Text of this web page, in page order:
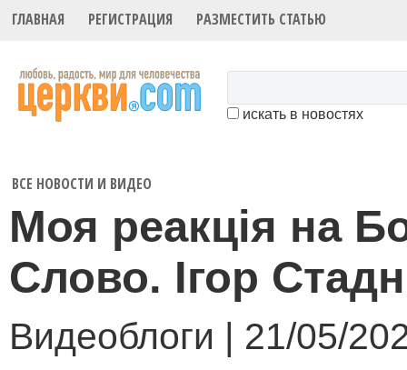
ГЛАВНАЯ РЕГИСТРАЦИЯ РАЗМЕСТИТЬ СТАТЬЮ
искать в новостях
ВСЕ НОВОСТИ И ВИДЕО
Моя реакція на
Слово. Ігор
Видеоблоги | 21/05/